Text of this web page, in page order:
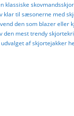
klassiske
klar til sæsonerne med
den som blazer eller
den mest trendy
udvalget af skjortejakker